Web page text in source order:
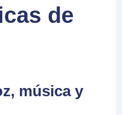
de
música y